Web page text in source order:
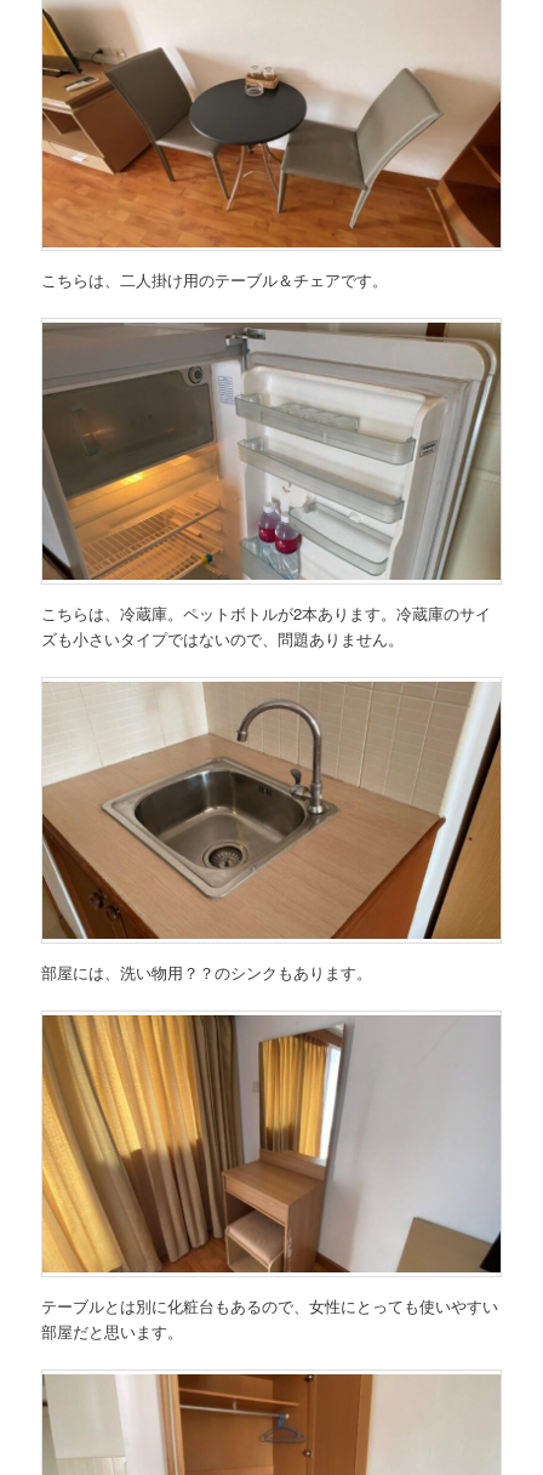
こちらは、二人掛け用のテーブル＆チェアです。
こちらは、冷蔵庫。ペットボトルが2本あります。冷蔵庫のサイ
ズも小さいタイプではないので、問題ありません。
部屋には、洗い物用？？のシンクもあります。
テーブルとは別に化粧台もあるので、女性にとっても使いやすい
部屋だと思います。